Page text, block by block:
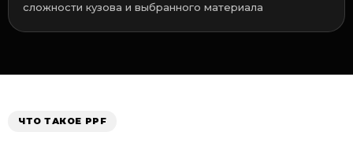
сложности кузова и выбранного материала
ЧТО ТАКОЕ PPF